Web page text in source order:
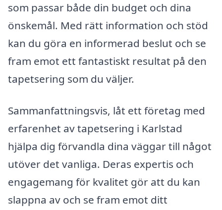
som passar både din budget och dina
önskemål. Med rätt information och stöd
kan du göra en informerad beslut och se
fram emot ett fantastiskt resultat på den
tapetsering som du väljer.
Sammanfattningsvis, låt ett företag med
erfarenhet av tapetsering i Karlstad
hjälpa dig förvandla dina väggar till något
utöver det vanliga. Deras expertis och
engagemang för kvalitet gör att du kan
slappna av och se fram emot ditt